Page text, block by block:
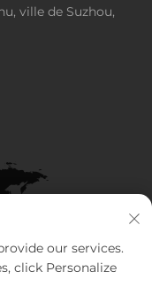
ville de Suzhou,
our services.
click Personalize